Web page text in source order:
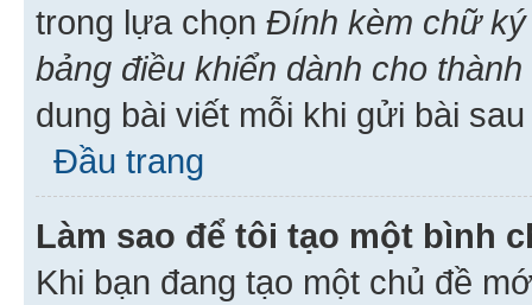
trong lựa chọn Đính kèm chữ
bảng điều khiển dành cho
dung bài viết mỗi khi gửi bài sau
Đầu trang
Làm sao để tôi tạo một bình
Khi bạn đang tạo một chủ đề